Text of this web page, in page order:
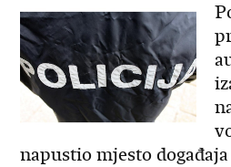
napustio mjesto događaja